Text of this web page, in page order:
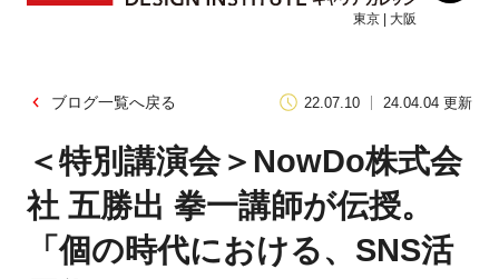
東京 | 大阪
ブログ一覧へ戻る 22.07.10 24.04.04 更新
＜特別講演会＞NowDo株式会
社 五勝出 拳一講師が伝授。
「個の時代における、SNS活